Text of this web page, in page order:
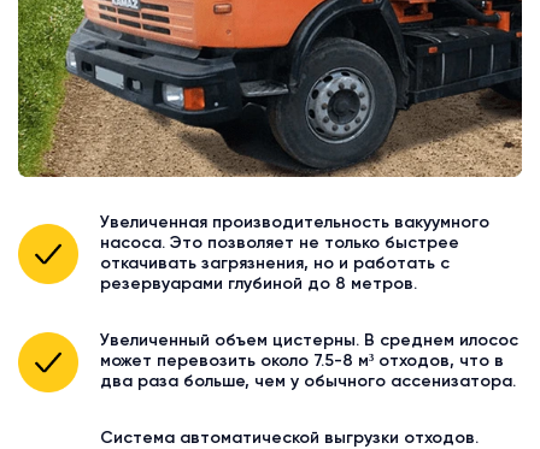
Увеличенная производительность вакуумного
насоса. Это позволяет не только быстрее
откачивать загрязнения, но и работать с
резервуарами глубиной до 8 метров.
Увеличенный объем цистерны. В среднем илосос
может перевозить около 7.5-8 м³ отходов, что в
два раза больше, чем у обычного ассенизатора.
Система автоматической выгрузки отходов.